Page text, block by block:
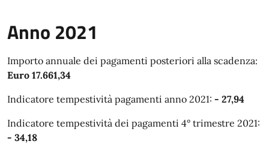
Anno 2021
Importo annuale dei pagamenti posteriori alla scadenza:
Euro 17.661,34
Indicatore tempestività pagamenti anno 2021: - 27,94
Indicatore tempestività dei pagamenti 4° trimestre 2021:
- 34,18